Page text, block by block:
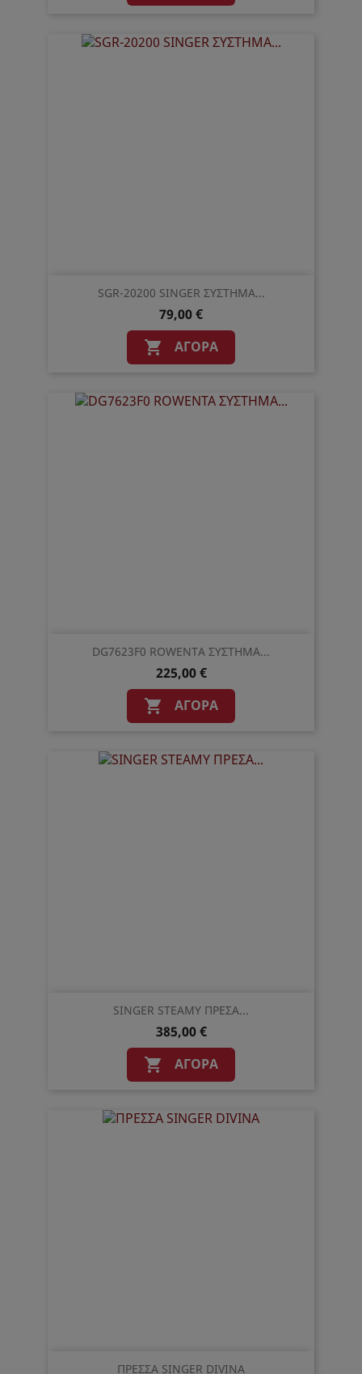
SGR-20200 SINGER ΣΥΣΤΗΜΑ...
79,00 €
 ΑΓΟΡΆ
DG7623F0 ROWENTA ΣΥΣΤΗΜΑ...
225,00 €
 ΑΓΟΡΆ
SINGER STEAMY ΠΡΕΣΑ...
385,00 €
 ΑΓΟΡΆ
ΠΡΕΣΣΑ SINGER DIVINA